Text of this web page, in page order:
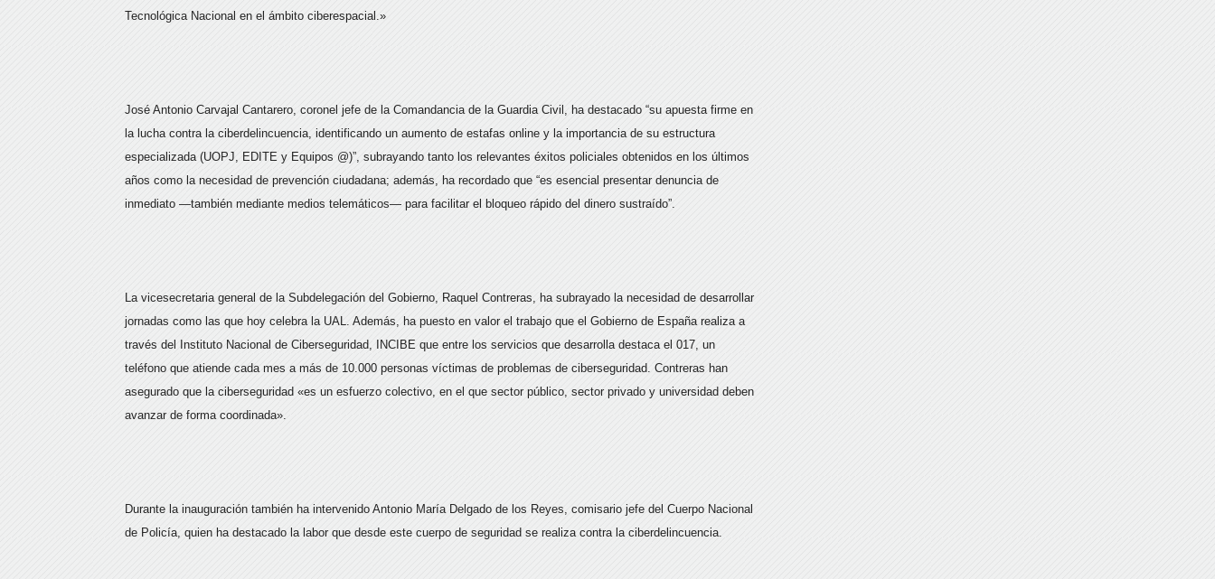
Tecnológica Nacional en el ámbito ciberespacial.»
José Antonio Carvajal Cantarero, coronel jefe de la Comandancia de la Guardia Civil, ha destacado “su apuesta firme en
la lucha contra la ciberdelincuencia, identificando un aumento de estafas online y la importancia de su estructura
especializada (UOPJ, EDITE y Equipos @)”, subrayando tanto los relevantes éxitos policiales obtenidos en los últimos
años como la necesidad de prevención ciudadana; además, ha recordado que “es esencial presentar denuncia de
inmediato —también mediante medios telemáticos— para facilitar el bloqueo rápido del dinero sustraído”.
La vicesecretaria general de la Subdelegación del Gobierno, Raquel Contreras, ha subrayado la necesidad de desarrollar
jornadas como las que hoy celebra la UAL. Además, ha puesto en valor el trabajo que el Gobierno de España realiza a
través del Instituto Nacional de Ciberseguridad, INCIBE que entre los servicios que desarrolla destaca el 017, un
teléfono que atiende cada mes a más de 10.000 personas víctimas de problemas de ciberseguridad. Contreras han
asegurado que la ciberseguridad «es un esfuerzo colectivo, en el que sector público, sector privado y universidad deben
avanzar de forma coordinada».
Durante la inauguración también ha intervenido Antonio María Delgado de los Reyes, comisario jefe del Cuerpo Nacional
de Policía, quien ha destacado la labor que desde este cuerpo de seguridad se realiza contra la ciberdelincuencia.